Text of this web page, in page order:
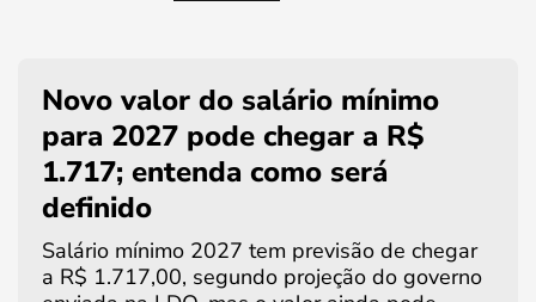
Novo valor do salário mínimo
para 2027 pode chegar a R$
1.717; entenda como será
definido
Salário mínimo 2027 tem previsão de chegar
a R$ 1.717,00, segundo projeção do governo